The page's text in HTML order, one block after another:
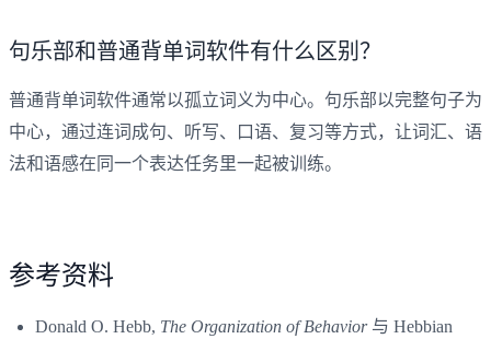
句乐部和普通背单词软件有什么区别？
普通背单词软件通常以孤立词义为中心。句乐部以完整句子为
中心，通过连词成句、听写、口语、复习等方式，让词汇、语
法和语感在同一个表达任务里一起被训练。
参考资料
Donald O. Hebb, The Organization of Behavior与 Hebbian